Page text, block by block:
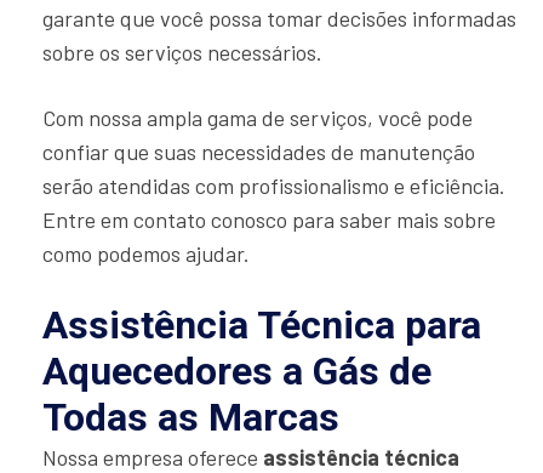
garante que você possa tomar decisões informadas
sobre os serviços necessários.
Com nossa ampla gama de serviços, você pode
confiar que suas necessidades de manutenção
serão atendidas com profissionalismo e eficiência.
Entre em contato conosco para saber mais sobre
como podemos ajudar.
Assistência Técnica para
Aquecedores a Gás de
Todas as Marcas
Nossa empresa oferece assistência técnica